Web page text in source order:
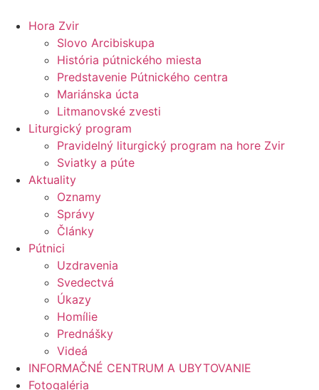
Hora Zvir
Slovo Arcibiskupa
História pútnického miesta
Predstavenie Pútnického centra
Mariánska úcta
Litmanovské zvesti
Liturgický program
Pravidelný liturgický program na hore Zvir
Sviatky a púte
Aktuality
Oznamy
Správy
Články
Pútnici
Uzdravenia
Svedectvá
Úkazy
Homílie
Prednášky
Videá
INFORMAČNÉ CENTRUM A UBYTOVANIE
Fotogaléria